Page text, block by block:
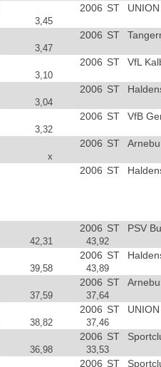
2006 ST
3,45
2006 ST
3,47
2006 ST VfL
3,10
2006 ST
3,04
2006 ST VfB
3,32
2006 ST
x
2006 ST
2006 ST PSV
42,31 43,92
2006 ST
39,58 43,89
2006 ST
37,59 37,64
2006 ST
38,82 37,46
2006 ST
36,98 33,53
2006 ST